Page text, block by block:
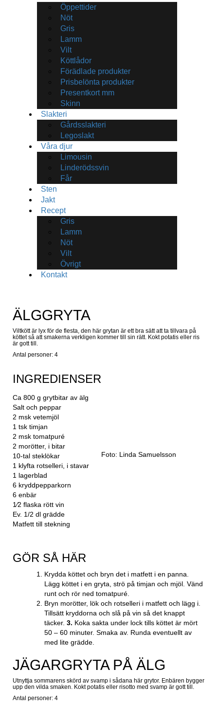
Öppettider
Nöt
Gris
Lamm
Vilt
Köttlådor
Förädlade produkter
Prisbelönta produkter
Presentkort mm
Skinn
Slakteri
Gårdsslakteri
Legoslakt
Våra djur
Limousin
Linderödssvin
Får
Sten
Jakt
Recept
Gris
Lamm
Nöt
Vilt
Övrigt
Kontakt
ÄLGGRYTA
Viltkött är lyx för de flesta, den här grytan är ett bra sätt att ta tillvara på
köttet så att smakerna verkligen kommer till sin rätt. Kokt potatis eller ris
är gott till.
Antal personer: 4
INGREDIENSER
Ca 800 g grytbitar av älg
Salt och peppar
2 msk vetemjöl
1 tsk timjan
2 msk tomatpuré
2 morötter, i bitar
10-tal steklökar
1 klyfta rotselleri, i stavar
1 lagerblad
6 kryddpepparkorn
6 enbär
1⁄2 flaska rött vin
Ev. 1/2 dl grädde
Matfett till stekning
Foto: Linda Samuelsson
GÖR SÅ HÄR
Krydda köttet och bryn det i matfett i en panna.
Lägg köttet i en gryta, strö på timjan och mjöl. Vänd
runt och rör ned tomatpuré.
Bryn morötter, lök och rotselleri i matfett och lägg i.
Tillsätt kryddorna och slå på vin så det knappt
täcker.3. Koka sakta under lock tills köttet är mört
50 – 60 minuter. Smaka av. Runda eventuellt av
med lite grädde.
JÄGARGRYTA PÅ ÄLG
Utnyttja sommarens skörd av svamp i sådana här grytor. Enbären bygger
upp den vilda smaken. Kokt potatis eller risotto med svamp är gott till.
Antal personer: 4